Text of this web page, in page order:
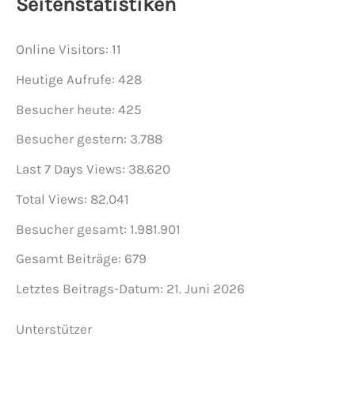
Online Visitors: 11
Heutige Aufrufe: 428
Besucher heute: 425
Besucher gestern: 3.788
Last 7 Days Views: 38.620
Total Views: 82.041
Besucher gesamt: 1.981.901
Gesamt Beiträge: 679
Letztes Beitrags-Datum: 21. Juni 2026
Unterstützer